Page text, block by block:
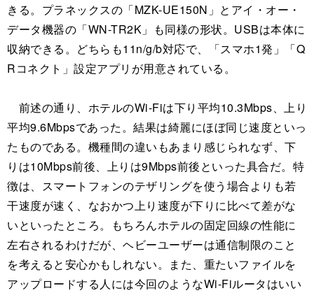
きる。プラネックスの「MZK-UE150N」とアイ・オー・
データ機器の「WN-TR2K」も同様の形状。USBは本体に
収納できる。どちらも11n/g/b対応で、「スマホ1発」「Q
Rコネクト」設定アプリが用意されている。
前述の通り、ホテルのWi-Fiは下り平均10.3Mbps、上り
平均9.6Mbpsであった。結果は綺麗にほぼ同じ速度といっ
たものである。機種間の違いもあまり感じられなず、下
りは10Mbps前後、上りは9Mbps前後といった具合だ。特
徴は、スマートフォンのテザリングを使う場合よりも若
干速度が速く、なおかつ上り速度が下りに比べて差がな
いといったところ。もちろんホテルの固定回線の性能に
左右されるわけだが、ヘビーユーザーは通信制限のこと
を考えると安心かもしれない。また、重たいファイルを
アップロードする人には今回のようなWi-Fiルータはいい